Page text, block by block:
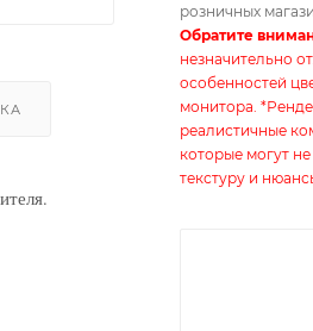
розничных
Обратите
незначительно
особенностей
монитора.
реалистичные
которые могут
текстуру и